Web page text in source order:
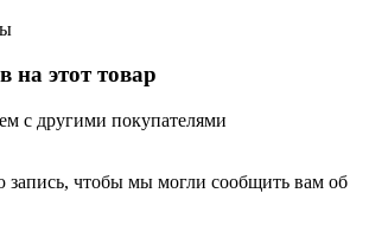
на этот товар
с другими покупателями
запись, чтобы мы могли сообщить вам об